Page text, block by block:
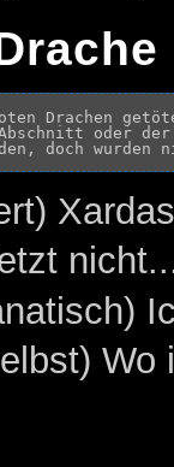
Drachen
oder
Wo